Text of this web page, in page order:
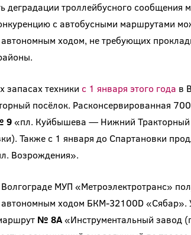
деградации троллейбусного сообщения
с автобусными маршрутами
ходом, не требующих
запасах техники с 1 января этого года в
посёлок. Расконсервированная
9«пл. Куйбышева — Нижний Тракторный
Также с 1 января до Спартановки
Возрождения».
МУП «Метроэлектротранс»
ходом БКМ-32100D
№ 8А«Инструментальный завод